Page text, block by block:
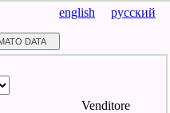
english русский
Venditore